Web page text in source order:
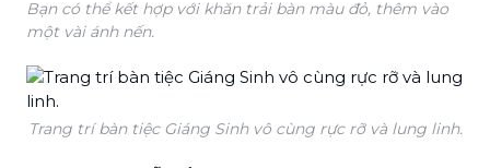
Bạn có thể kết hợp với khăn trải bàn màu đỏ, thêm vào
một vài ánh nến.
Trang trí bàn tiệc Giáng Sinh vô cùng rực rỡ và lung linh.